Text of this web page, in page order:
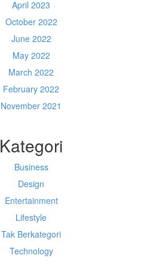
April 2023
October 2022
June 2022
May 2022
March 2022
February 2022
November 2021
Kategori
Business
Design
Entertainment
Lifestyle
Tak Berkategori
Technology